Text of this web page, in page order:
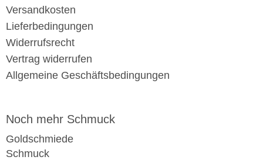
Versandkosten
Lieferbedingungen
Widerrufsrecht
Vertrag widerrufen
Allgemeine Geschäftsbedingungen
Noch mehr Schmuck
Goldschmiede
Schmuck